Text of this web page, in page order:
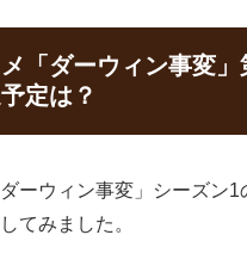
「ダーウィン事変」
定は？
ーウィン事変」シーズン1
てみました。